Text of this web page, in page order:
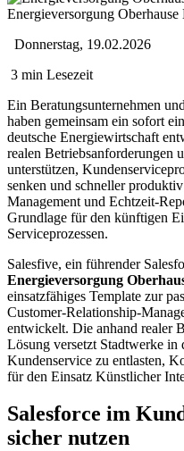
Energieversorgung Oberhause
Donnerstag, 19.02.2026
3 min Lesezeit
Ein Beratungsunternehmen
haben gemeinsam ein sofort
deutsche Energiewirtschaft
realen Betriebsanforderungen
unterstützen,
senken und schneller
Management und Echtzeit-
Grundlage für den künftigen
Serviceprozessen.
Salesfive, ein führender
Energieversorgung
einsatzfähiges Template zur
Customer-Relationship-
entwickelt. Die anhand realer
Lösung versetzt Stadtwerke
Kundenservice zu entlasten,
für den Einsatz Künstlicher
Salesforce im
sicher nutzen